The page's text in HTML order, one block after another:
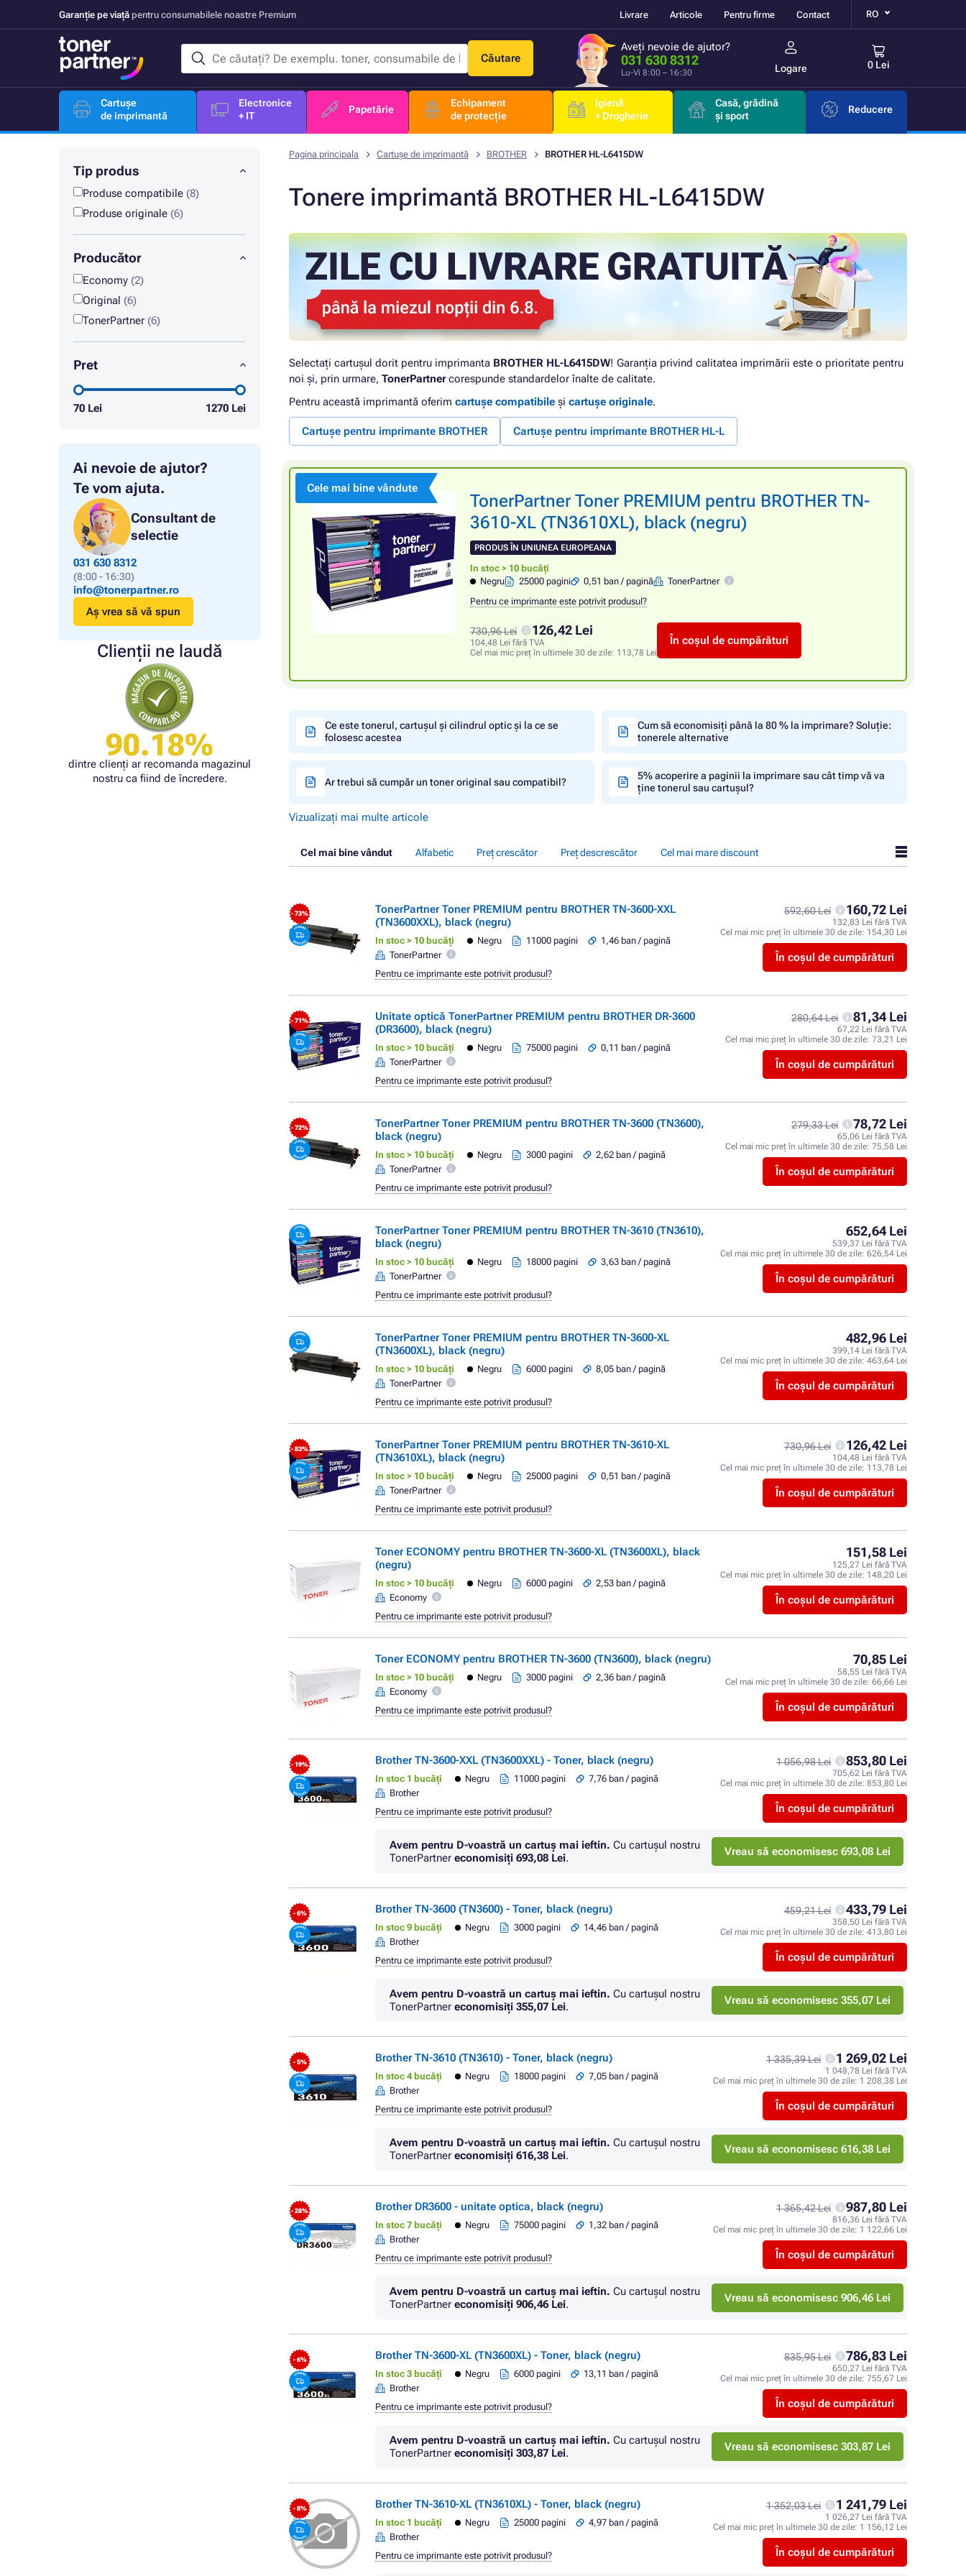
Garanție pe viață pentru consumabilele noastre Premium Livrare Articole Pentru firme Contact RO
Căutare
Aveți nevoie de ajutor?
031 630 8312
Lu-Vi 8:00 – 16:30 Logare 0 Lei
Cartușe
de imprimantă
Electronice
+ IT
Papetărie
Echipament
de protecție
Igienă
+ Drogherie
Casă, grădină
și sport
Reducere
Tip produs
Produse compatibile (8)
Produse originale (6)
Producător
Economy (2)
Original (6)
TonerPartner (6)
Pret
70 Lei 1270 Lei
Ai nevoie de ajutor?
Te vom ajuta.
Consultant de
selectie
031 630 8312
(8:00 - 16:30)
info@tonerpartner.ro
Aș vrea să vă spun
Clienții ne laudă
90.18%
dintre clienți ar recomanda magazinul
nostru ca fiind de încredere.
Pagina principala Cartușe de imprimantă BROTHER BROTHER HL-L6415DW
Tonere imprimantă BROTHER HL-L6415DW
Selectați cartușul dorit pentru imprimanta BROTHER HL-L6415DW! Garanția privind calitatea imprimării este o prioritate pentru
noi și, prin urmare, TonerPartnercorespunde standardelor înalte de calitate.
Pentru această imprimantă oferim cartușe compatibile și cartușe originale.
Cartușe pentru imprimante BROTHER Cartușe pentru imprimante BROTHER HL-L
Cele mai bine vândute
TonerPartner Toner PREMIUM pentru BROTHER TN-
3610-XL (TN3610XL), black (negru)
PRODUS ÎN UNIUNEA EUROPEANA
In stoc > 10 bucăți
Negru
25000 pagini 0,51 ban / pagină
TonerPartner
Pentru ce imprimante este potrivit produsul?
730,96 Lei 126,42 Lei
104,48 Lei fără TVA
Cel mai mic preț în ultimele 30 de zile: 113,78 Lei
În coșul de cumpărături
Ce este tonerul, cartușul și cilindrul optic și la ce se
folosesc acestea
Cum să economisiți până la 80 % la imprimare? Soluție:
tonerele alternative
Ar trebui să cumpăr un toner original sau compatibil?
5% acoperire a paginii la imprimare sau cât timp vă va
ține tonerul sau cartușul?
Vizualizați mai multe articole
Cel mai bine vândut Alfabetic Preț crescător Preț descrescător Cel mai mare discount
- 73%
TonerPartner Toner PREMIUM pentru BROTHER TN-3600-XXL
(TN3600XXL), black (negru)
In stoc > 10 bucăți Negru 11000 pagini
1,46 ban / pagină
TonerPartner
592,60 Lei 160,72 Lei
132,83 Lei fără TVA
Cel mai mic preț în ultimele 30 de zile: 154,30 Lei
În coșul de cumpărături
Pentru ce imprimante este potrivit produsul?
- 71%
Unitate optică TonerPartner PREMIUM pentru BROTHER DR-3600
(DR3600), black (negru)
In stoc > 10 bucăți Negru 75000 pagini
0,11 ban / pagină
TonerPartner
280,64 Lei 81,34 Lei
67,22 Lei fără TVA
Cel mai mic preț în ultimele 30 de zile: 73,21 Lei
În coșul de cumpărături
Pentru ce imprimante este potrivit produsul?
- 72%
TonerPartner Toner PREMIUM pentru BROTHER TN-3600 (TN3600),
black (negru)
In stoc > 10 bucăți Negru 3000 pagini
2,62 ban / pagină
TonerPartner
279,33 Lei 78,72 Lei
65,06 Lei fără TVA
Cel mai mic preț în ultimele 30 de zile: 75,58 Lei
În coșul de cumpărături
Pentru ce imprimante este potrivit produsul?
TonerPartner Toner PREMIUM pentru BROTHER TN-3610 (TN3610),
black (negru)
In stoc > 10 bucăți Negru 18000 pagini
3,63 ban / pagină
TonerPartner
652,64 Lei
539,37 Lei fără TVA
Cel mai mic preț în ultimele 30 de zile: 626,54 Lei
În coșul de cumpărături
Pentru ce imprimante este potrivit produsul?
TonerPartner Toner PREMIUM pentru BROTHER TN-3600-XL
(TN3600XL), black (negru)
In stoc > 10 bucăți Negru 6000 pagini
8,05 ban / pagină
TonerPartner
482,96 Lei
399,14 Lei fără TVA
Cel mai mic preț în ultimele 30 de zile: 463,64 Lei
În coșul de cumpărături
Pentru ce imprimante este potrivit produsul?
- 83%
TonerPartner Toner PREMIUM pentru BROTHER TN-3610-XL
(TN3610XL), black (negru)
In stoc > 10 bucăți Negru 25000 pagini
0,51 ban / pagină
TonerPartner
730,96 Lei 126,42 Lei
104,48 Lei fără TVA
Cel mai mic preț în ultimele 30 de zile: 113,78 Lei
În coșul de cumpărături
Pentru ce imprimante este potrivit produsul?
Toner ECONOMY pentru BROTHER TN-3600-XL (TN3600XL), black
(negru)
In stoc > 10 bucăți Negru 6000 pagini
2,53 ban / pagină
Economy
151,58 Lei
125,27 Lei fără TVA
Cel mai mic preț în ultimele 30 de zile: 148,20 Lei
În coșul de cumpărături
Pentru ce imprimante este potrivit produsul?
Toner ECONOMY pentru BROTHER TN-3600 (TN3600), black (negru)
In stoc > 10 bucăți Negru 3000 pagini
2,36 ban / pagină
Economy
70,85 Lei
58,55 Lei fără TVA
Cel mai mic preț în ultimele 30 de zile: 66,66 Lei
În coșul de cumpărături
Pentru ce imprimante este potrivit produsul?
- 19% Brother TN-3600-XXL (TN3600XXL) - Toner, black (negru)
In stoc 1 bucăți Negru 11000 pagini
7,76 ban / pagină
Brother
1 056,98 Lei 853,80 Lei
705,62 Lei fără TVA
Cel mai mic preț în ultimele 30 de zile: 853,80 Lei
În coșul de cumpărături
Pentru ce imprimante este potrivit produsul?
Avem pentru D-voastră un cartuș mai ieftin. Cu cartuşul nostru
TonerPartner economisiţi 693,08 Lei. Vreau să economisesc 693,08 Lei
- 6% Brother TN-3600 (TN3600) - Toner, black (negru)
In stoc 9 bucăți Negru 3000 pagini
14,46 ban / pagină
Brother
459,21 Lei 433,79 Lei
358,50 Lei fără TVA
Cel mai mic preț în ultimele 30 de zile: 413,80 Lei
În coșul de cumpărături
Pentru ce imprimante este potrivit produsul?
Avem pentru D-voastră un cartuș mai ieftin. Cu cartuşul nostru
TonerPartner economisiţi 355,07 Lei. Vreau să economisesc 355,07 Lei
- 5% Brother TN-3610 (TN3610) - Toner, black (negru)
In stoc 4 bucăți Negru 18000 pagini
7,05 ban / pagină
Brother
1 335,39 Lei 1 269,02 Lei
1 048,78 Lei fără TVA
Cel mai mic preț în ultimele 30 de zile: 1 208,38 Lei
În coșul de cumpărături
Pentru ce imprimante este potrivit produsul?
Avem pentru D-voastră un cartuș mai ieftin. Cu cartuşul nostru
TonerPartner economisiţi 616,38 Lei. Vreau să economisesc 616,38 Lei
- 28% Brother DR3600 - unitate optica, black (negru)
In stoc 7 bucăți Negru 75000 pagini
1,32 ban / pagină
Brother
1 365,42 Lei 987,80 Lei
816,36 Lei fără TVA
Cel mai mic preț în ultimele 30 de zile: 1 122,66 Lei
În coșul de cumpărături
Pentru ce imprimante este potrivit produsul?
Avem pentru D-voastră un cartuș mai ieftin. Cu cartuşul nostru
TonerPartner economisiţi 906,46 Lei. Vreau să economisesc 906,46 Lei
- 6% Brother TN-3600-XL (TN3600XL) - Toner, black (negru)
In stoc 3 bucăți Negru 6000 pagini
13,11 ban / pagină
Brother
835,95 Lei 786,83 Lei
650,27 Lei fără TVA
Cel mai mic preț în ultimele 30 de zile: 755,67 Lei
În coșul de cumpărături
Pentru ce imprimante este potrivit produsul?
Avem pentru D-voastră un cartuș mai ieftin. Cu cartuşul nostru
TonerPartner economisiţi 303,87 Lei. Vreau să economisesc 303,87 Lei
- 8% Brother TN-3610-XL (TN3610XL) - Toner, black (negru)
In stoc 1 bucăți Negru 25000 pagini
4,97 ban / pagină
Brother
1 352,03 Lei 1 241,79 Lei
1 026,27 Lei fără TVA
Cel mai mic preț în ultimele 30 de zile: 1 156,12 Lei
În coșul de cumpărături
Pentru ce imprimante este potrivit produsul?